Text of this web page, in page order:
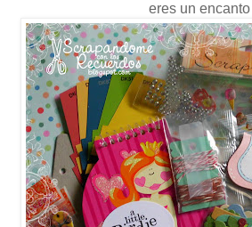
eres un encanto